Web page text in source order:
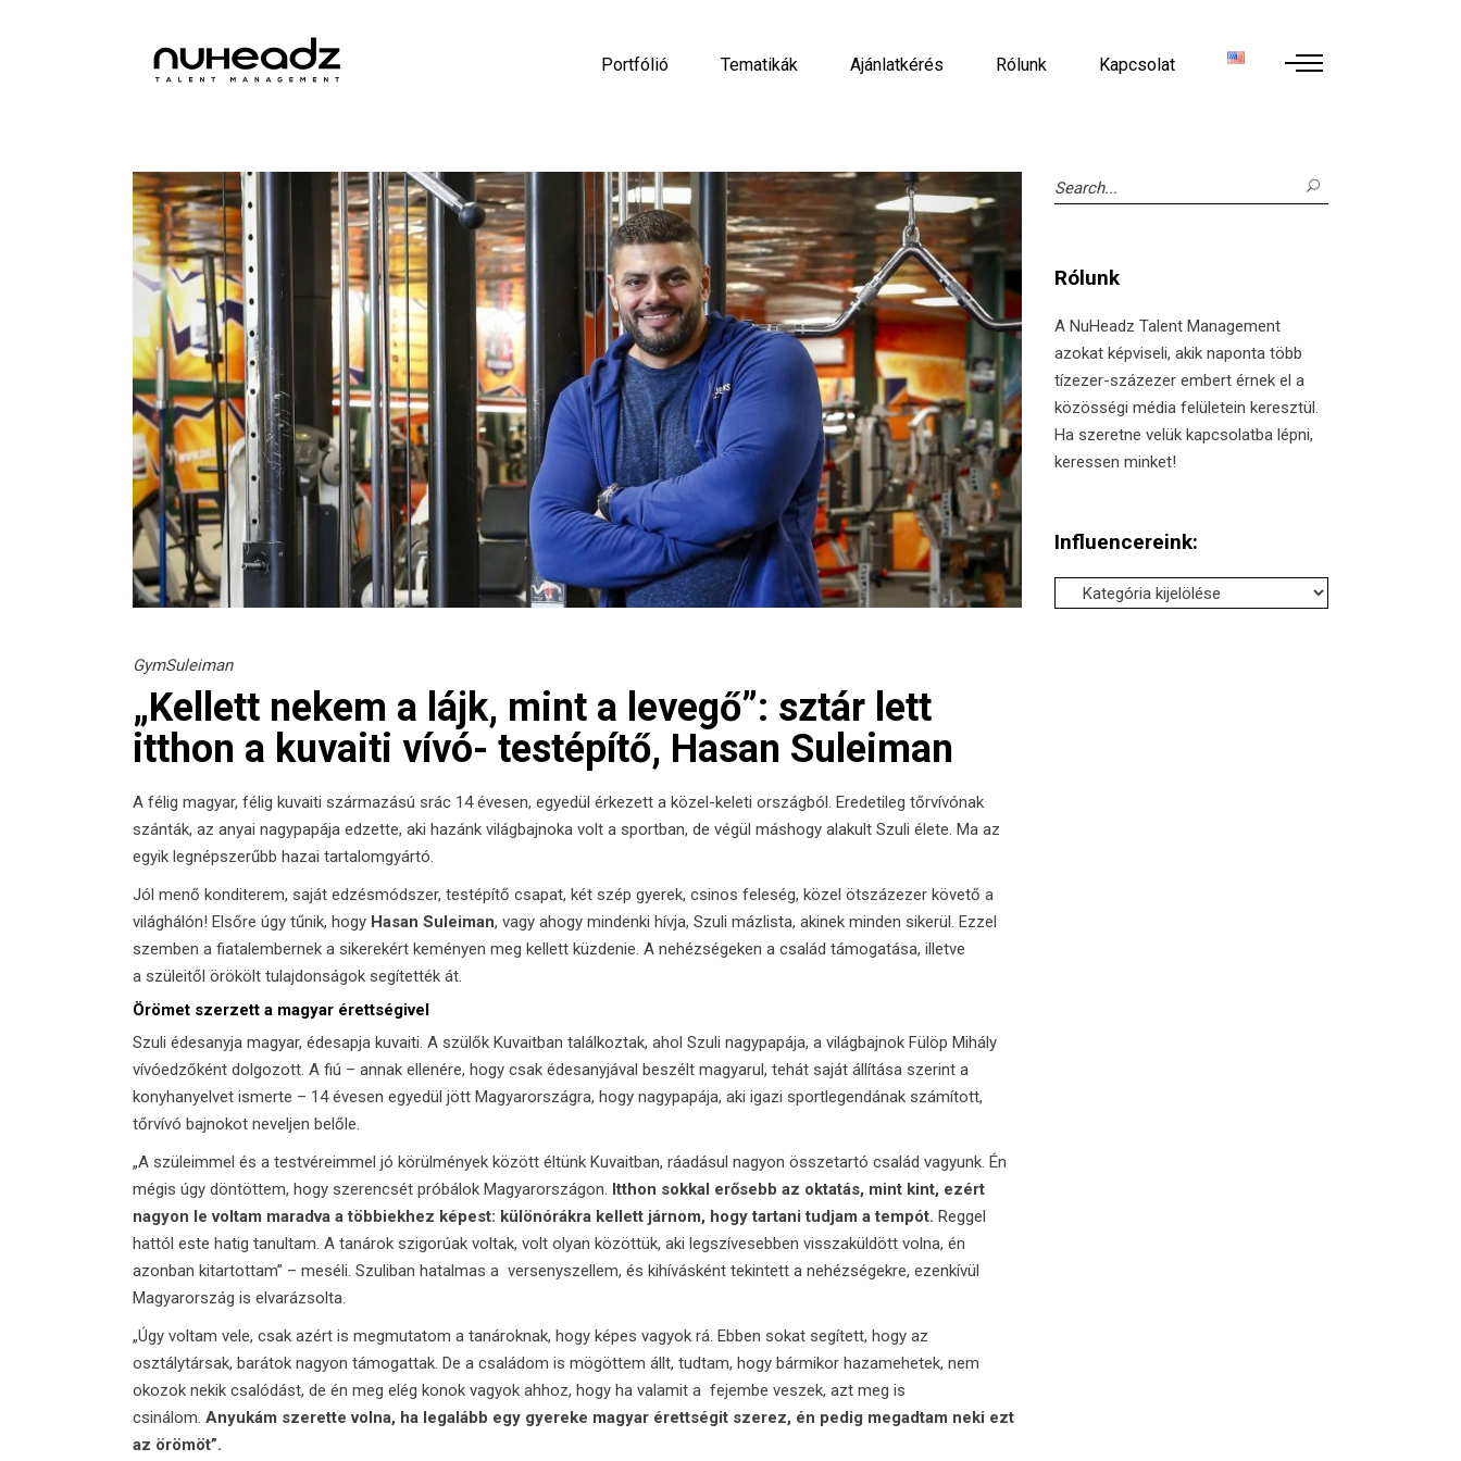
Portfólió Tematikák Ajánlatkérés Rólunk Kapcsolat
GymSuleiman
„Kellett nekem a lájk, mint a levegő”: sztár lett
itthon a kuvaiti vívó- testépítő, Hasan Suleiman
A félig magyar, félig kuvaiti származású srác 14 évesen, egyedül érkezett a közel-keleti országból. Eredetileg tőrvívónak
szánták, az anyai nagypapája edzette, aki hazánk világbajnoka volt a sportban, de végül máshogy alakult Szuli élete. Ma az
egyik legnépszerűbb hazai tartalomgyártó.
Jól menő konditerem, saját edzésmódszer, testépítő csapat, két szép gyerek, csinos feleség, közel ötszázezer követő a
világhálón! Elsőre úgy tűnik, hogy Hasan Sulei­man, vagy ahogy mindenki hívja, Szuli mázlista, akinek minden sikerül. Ezzel
szemben a fiatalembernek a sikerekért keményen meg kellett küzdenie. A nehézségeken a család támogatása, illetve
a szüleitől örökölt tulajdonságok segítették át.
Örömet szerzett a magyar érettségivel
Szuli édesanyja magyar, édesapja kuvaiti. A szülők Kuvaitban találkoztak, ahol Szuli nagypapája, a világbajnok Fülöp Mihály
vívóedzőként dolgozott. A fiú – annak ellenére, hogy csak édesanyjával beszélt magyarul, tehát saját állítása szerint a
konyhanyelvet ismerte – 14 évesen egyedül jött Magyarországra, hogy nagypapája, aki igazi sportlegendának számított,
tőrvívó bajnokot neveljen belőle.
„A szüleimmel és a testvéreimmel jó körülmények között éltünk Kuvaitban, rá­adásul nagyon összetartó család vagyunk. Én
mégis úgy döntöttem, hogy szerencsét próbálok Magyarországon. Itthon sokkal erősebb az oktatás, mint kint, ezért
nagyon le voltam maradva a többiekhez képest: különórákra kellett járnom, hogy tartani tudjam a tempót. Reggel
hattól este hatig tanultam. A tanárok szigorúak voltak, volt olyan közöttük, aki legszívesebben visszaküldött volna, én
azonban kitartottam” – meséli. Szuliban hatalmas a versenyszellem, és kihívásként tekintett a nehézségekre, ezenkívül
Magyarország is elvarázsolta.
„Úgy voltam vele, csak azért is megmutatom a tanároknak, hogy képes vagyok rá. Ebben sokat segített, hogy az
osztálytársak, barátok nagyon támogattak. De a családom is mögöttem állt, tudtam, hogy bármikor hazamehetek, nem
okozok nekik csalódást, de én meg elég konok vagyok ahhoz, hogy ha valamit a fejembe veszek, azt meg is
csinálom. Anyukám szerette volna, ha legalább egy gyereke magyar érettségit szerez, én pedig megadtam neki ezt
az örömöt”.
Search
for:
Rólunk
A NuHeadz Talent Management
azokat képviseli, akik naponta több
tízezer-százezer embert érnek el a
közösségi média felületein keresztül.
Ha szeretne velük kapcsolatba lépni,
keressen minket!
Influencereink:
Influencereink: